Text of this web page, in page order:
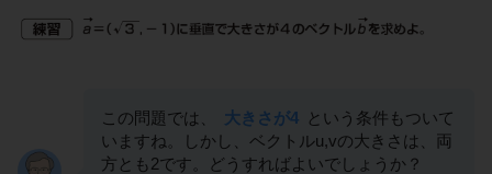
この問題では、 大きさが4 という条件もついて
いますね。しかし、ベクトルu,vの大きさは、両
方とも2です。どうすればよいでしょうか？